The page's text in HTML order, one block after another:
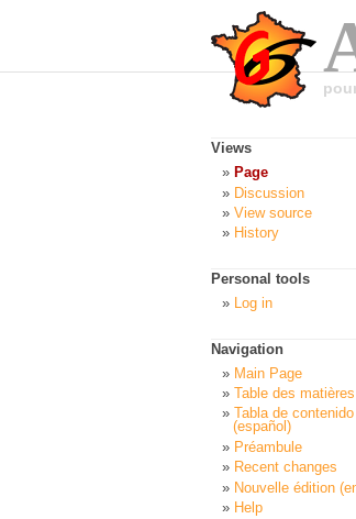
Views
Page
Discussion
View source
History
Personal tools
Log in
Navigation
Main Page
Table des matières
Tabla de contenido
(español)
Préambule
Recent changes
Nouvelle édition
Help